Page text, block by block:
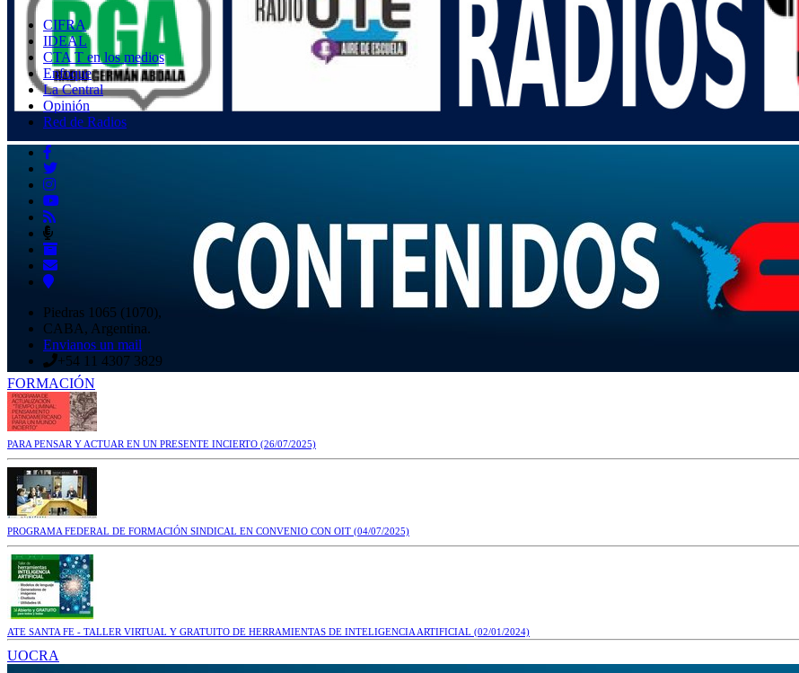
FORMACIÓN
PARA PENSAR Y ACTUAR EN UN PRESENTE INCIERTO (26/07/2025)
PROGRAMA FEDERAL DE FORMACIÓN SINDICAL EN CONVENIO CON OIT (04/07/2025)
ATE SANTA FE - TALLER VIRTUAL Y GRATUITO DE HERRAMIENTAS DE INTELIGENCIA ARTIFICIAL (02/01/2024)
UOCRA
CIFRA
IDEAL
CTA T en los medios
Enfoque
La Central
Opinión
Red de Radios
Piedras 1065 (1070),
CABA, Argentina.
Envianos un mail
+54 11 4307 3829